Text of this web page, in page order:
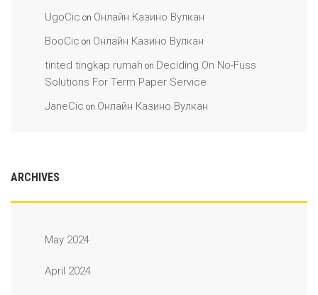
UgoCic on Онлайн Казино Вулкан
BooCic on Онлайн Казино Вулкан
tinted tingkap rumah on Deciding On No-Fuss
Solutions For Term Paper Service
JaneCic on Онлайн Казино Вулкан
ARCHIVES
May 2024
April 2024